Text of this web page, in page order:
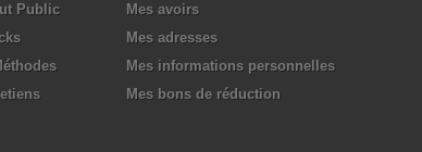
Public
Mes avoirs
Mes adresses
Mes informations personnelles
Mes bons de réduction